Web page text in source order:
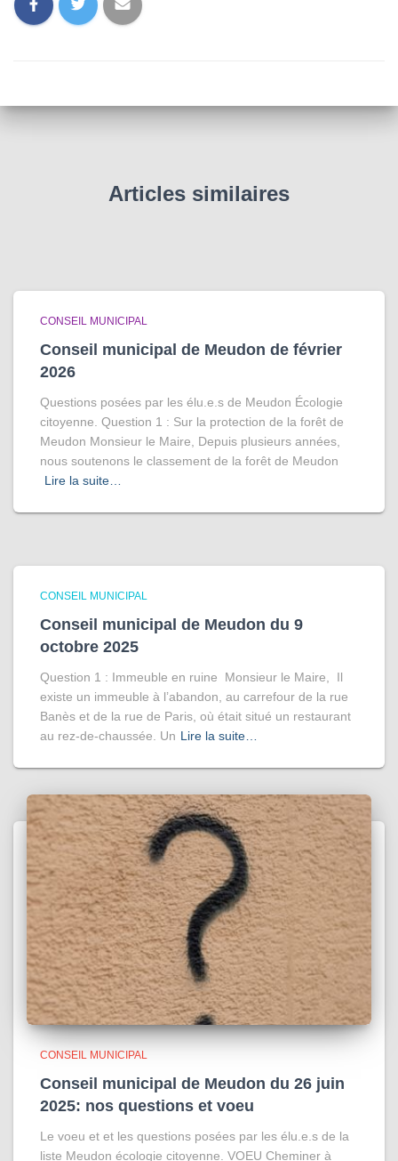
Articles similaires
CONSEIL MUNICIPAL
Conseil municipal de Meudon de février
2026
Questions posées par les élu.e.s de Meudon Écologie
citoyenne. Question 1 : Sur la protection de la forêt de
Meudon Monsieur le Maire, Depuis plusieurs années,
nous soutenons le classement de la forêt de Meudon
Lire la suite…
CONSEIL MUNICIPAL
Conseil municipal de Meudon du 9
octobre 2025
Question 1 : Immeuble en ruine Monsieur le Maire, Il
existe un immeuble à l’abandon, au carrefour de la rue
Banès et de la rue de Paris, où était situé un restaurant
au rez-de-chaussée. Un Lire la suite…
CONSEIL MUNICIPAL
Conseil municipal de Meudon du 26 juin
2025: nos questions et voeu
Le voeu et et les questions posées par les élu.e.s de la
liste Meudon écologie citoyenne. VOEU Cheminer à